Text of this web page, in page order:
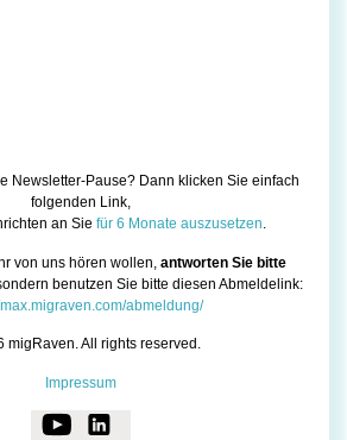
Newsletter-Pause? Dann klicken Sie einfach
folgenden Link,
an Sie für 6 Monate auszusetzen.
von uns hören wollen, antworten Sie bitte
benutzen Sie bitte diesen Abmeldelink:
abmeldung/
migRaven. All rights reserved.
Impressum